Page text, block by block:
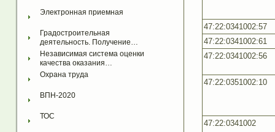
Электронная приемная
Градостроительная
деятельность. Получение…
Независимая система оценки
качества оказания…
Охрана труда
ВПН-2020
ТОС
47:22:0341002:57
47:22:0341002:61
47:22:0341002:56
47:22:0351002:10
47:22:0341002